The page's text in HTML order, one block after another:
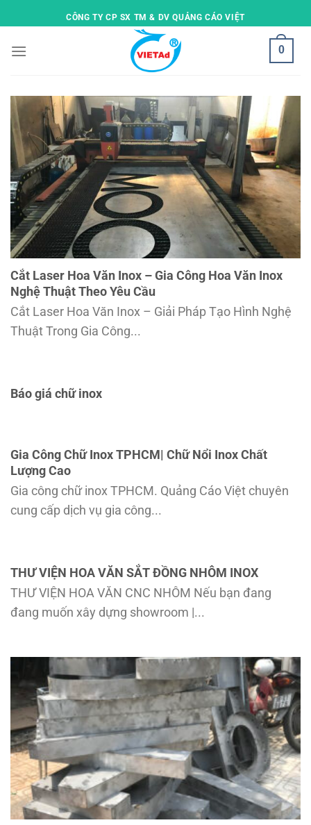
to
CÔNG TY CP SX TM & DV QUẢNG CÁO VIỆT
0
Cắt Laser Hoa Văn Inox – Gia Công Hoa Văn Inox
Nghệ Thuật Theo Yêu Cầu
Cắt Laser Hoa Văn Inox – Giải Pháp Tạo Hình Nghệ
Thuật Trong Gia Công...
Báo giá chữ inox
Gia Công Chữ Inox TPHCM| Chữ Nổi Inox Chất
Lượng Cao
Gia công chữ inox TPHCM. Quảng Cáo Việt chuyên
cung cấp dịch vụ gia công...
THƯ VIỆN HOA VĂN SẮT ĐỒNG NHÔM INOX
THƯ VIỆN HOA VĂN CNC NHÔM Nếu bạn đang
đang muốn xây dựng showroom |...